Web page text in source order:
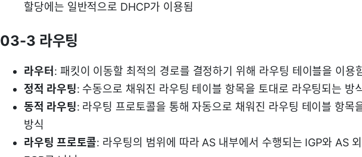
할당에는 일반적으로 DHCP가 이용됨
03-3 라우팅
라우터 : 패킷이 이동할 최적의 경로를 결정하기 위해 라우팅 테이블을 이용
정적 라우팅: 수동으로 채워진 라우팅 테이블 항목을 토대로 라우팅되는 방
동적 라우팅: 라우팅 프로토콜을 통해 자동으로 채워진 라우팅 테이블 항목
방식
라우팅 프로토콜: 라우팅의 범위에 따라 AS 내부에서 수행되는 IGP와 AS